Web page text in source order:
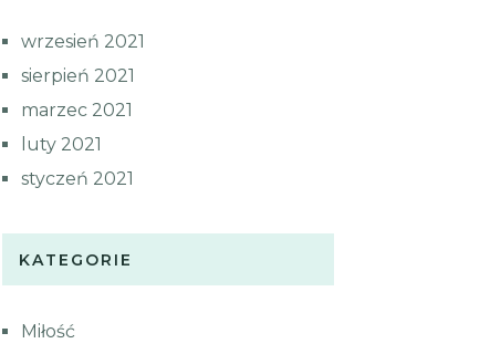
wrzesień 2021
sierpień 2021
marzec 2021
luty 2021
styczeń 2021
KATEGORIE
Miłość